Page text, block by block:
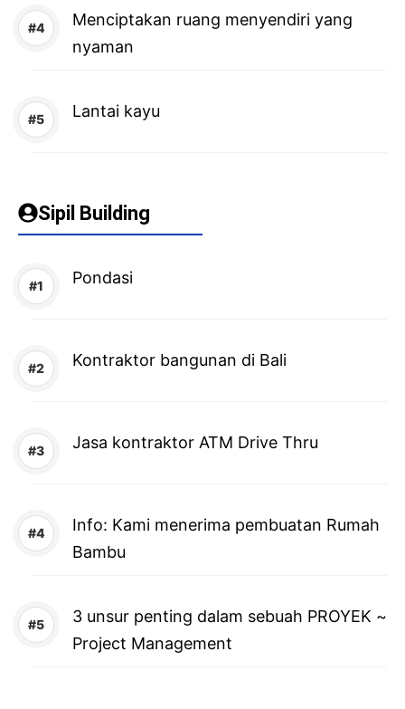
Menciptakan ruang menyendiri yang
nyaman
Lantai kayu
Sipil Building
Pondasi
Kontraktor bangunan di Bali
Jasa kontraktor ATM Drive Thru
Info: Kami menerima pembuatan Rumah
Bambu
3 unsur penting dalam sebuah PROYEK ~
Project Management